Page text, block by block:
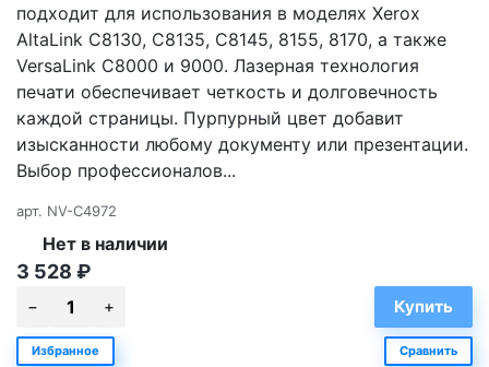
подходит для использования в моделях Xerox
AltaLink C8130, C8135, C8145, 8155, 8170, а также
VersaLink C8000 и 9000. Лазерная технология
печати обеспечивает четкость и долговечность
каждой страницы. Пурпурный цвет добавит
изысканности любому документу или презентации.
Выбор профессионалов...
арт. NV-C4972
Нет в наличии
3 528 ₽
Избранное Сравнить